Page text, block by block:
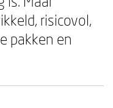
risicovol,
pakken en